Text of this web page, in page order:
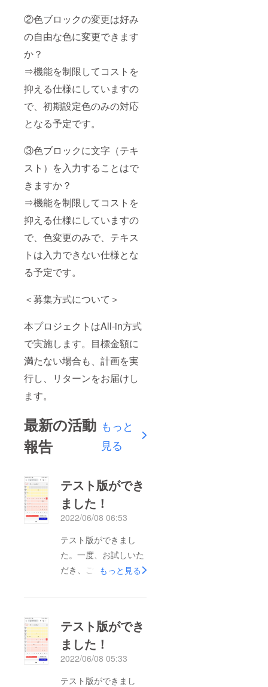
②色ブロックの変更は好み
の自由な色に変更できます
か？
⇒機能を制限してコストを
抑える仕様にしていますの
で、初期設定色のみの対応
となる予定です。
③色ブロックに文字（テキ
スト）を入力することはで
きますか？
⇒機能を制限してコストを
抑える仕様にしていますの
で、色変更のみで、テキス
トは入力できない仕様とな
る予定です。
＜募集方式について＞
本プロジェクトはAll-in方式
で実施します。目標金額に
満たない場合も、計画を実
行し、リターンをお届けし
ます。
最新の活動
報告
もっと
見る
テスト版ができ
ました！
2022/06/08 06:53
テスト版ができまし
た。一度、お試しいた
だき、ご意見をいただ
app.bubbleapps.io/ver
sion-test/
もっと見る
テスト版ができ
ました！
2022/06/08 05:33
テスト版ができまし